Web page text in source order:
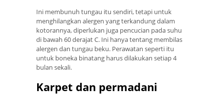
Ini membunuh tungau itu sendiri, tetapi untuk
menghilangkan alergen yang terkandung dalam
kotorannya, diperlukan juga pencucian pada suhu
di bawah 60 derajat C. Ini hanya tentang membilas
alergen dan tungau beku. Perawatan seperti itu
untuk boneka binatang harus dilakukan setiap 4
bulan sekali.
Karpet dan permadani